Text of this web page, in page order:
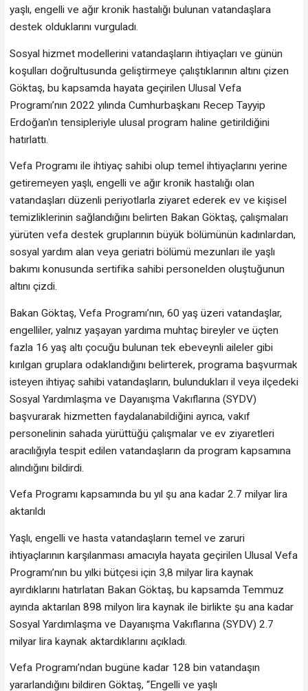
yaşlı, engelli ve ağır kronik hastalığı bulunan vatandaşlara
destek olduklarını vurguladı.
Sosyal hizmet modellerini vatandaşların ihtiyaçları ve günün
koşulları doğrultusunda geliştirmeye çalıştıklarının altını çizen
Göktaş, bu kapsamda hayata geçirilen Ulusal Vefa
Programı’nın 2022 yılında Cumhurbaşkanı Recep Tayyip
Erdoğan'ın tensipleriyle ulusal program haline getirildiğini
hatırlattı.
Vefa Programı ile ihtiyaç sahibi olup temel ihtiyaçlarını yerine
getiremeyen yaşlı, engelli ve ağır kronik hastalığı olan
vatandaşları düzenli periyotlarla ziyaret ederek ev ve kişisel
temizliklerinin sağlandığını belirten Bakan Göktaş, çalışmaları
yürüten vefa destek gruplarının büyük bölümünün kadınlardan,
sosyal yardım alan veya geriatri bölümü mezunları ile yaşlı
bakımı konusunda sertifika sahibi personelden oluştuğunun
altını çizdi.
Bakan Göktaş, Vefa Programı’nın, 60 yaş üzeri vatandaşlar,
engelliler, yalnız yaşayan yardıma muhtaç bireyler ve üçten
fazla 16 yaş altı çocuğu bulunan tek ebeveynli aileler gibi
kırılgan gruplara odaklandığını belirterek, programa başvurmak
isteyen ihtiyaç sahibi vatandaşların, bulundukları il veya ilçedeki
Sosyal Yardımlaşma ve Dayanışma Vakıflarına (SYDV)
başvurarak hizmetten faydalanabildiğini ayrıca, vakıf
personelinin sahada yürüttüğü çalışmalar ve ev ziyaretleri
aracılığıyla tespit edilen vatandaşların da program kapsamına
alındığını bildirdi.
Vefa Programı kapsamında bu yıl şu ana kadar 2.7 milyar lira
aktarıldı
Yaşlı, engelli ve hasta vatandaşların temel ve zaruri
ihtiyaçlarının karşılanması amacıyla hayata geçirilen Ulusal Vefa
Programı’nın bu yılki bütçesi için 3,8 milyar lira kaynak
ayırdıklarını hatırlatan Bakan Göktaş, bu kapsamda Temmuz
ayında aktarılan 898 milyon lira kaynak ile birlikte şu ana kadar
Sosyal Yardımlaşma ve Dayanışma Vakıflarına (SYDV) 2.7
milyar lira kaynak aktardıklarını açıkladı.
Vefa Programı’ndan bugüne kadar 128 bin vatandaşın
yararlandığını bildiren Göktaş, “Engelli ve yaşlı